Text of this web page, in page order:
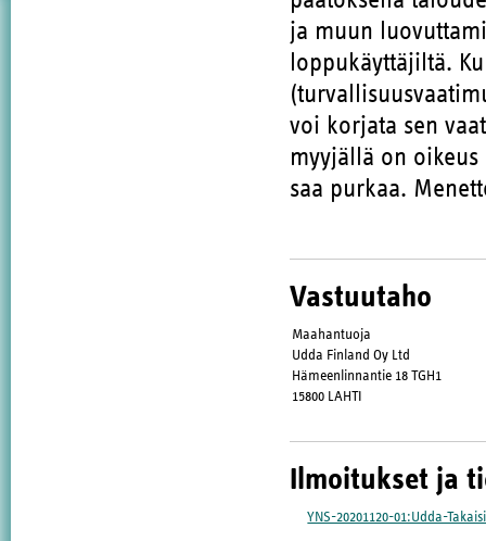
ja muun
loppukäyttäjiltä.
voi korjata sen
myyjällä on
saa purkaa.
Vastuutaho
Maahantuoja
Udda Finland Oy Ltd
Hämeenlinnantie 18 TGH1
15800 LAHTI
Ilmoitukset ja
YNS-20201120-01:Udda-